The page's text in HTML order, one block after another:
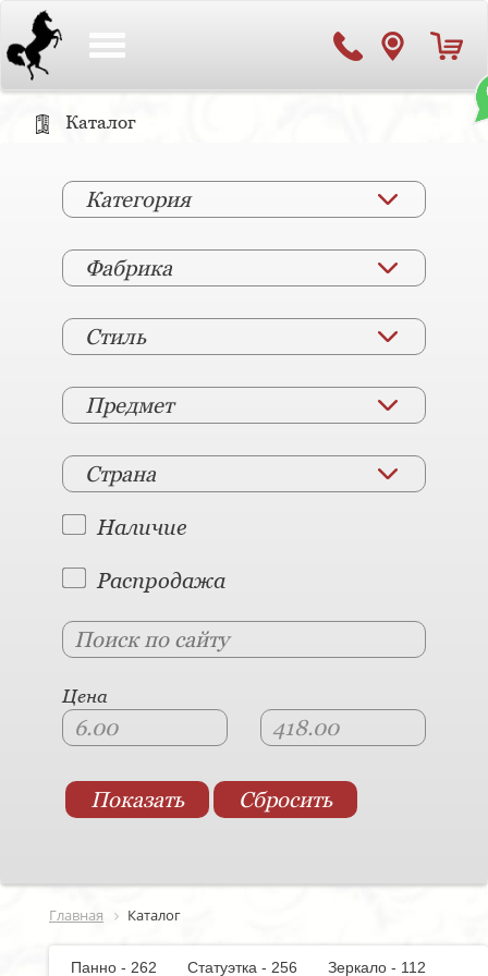
Каталог
Категория
Фабрика
Стиль
Предмет
Страна
Наличие
Распродажа
Цена
Главная Каталог
Панно - 262 Статуэтка - 256
Зеркало - 112